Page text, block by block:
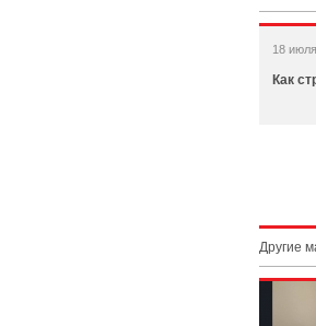
18
Как
Другие